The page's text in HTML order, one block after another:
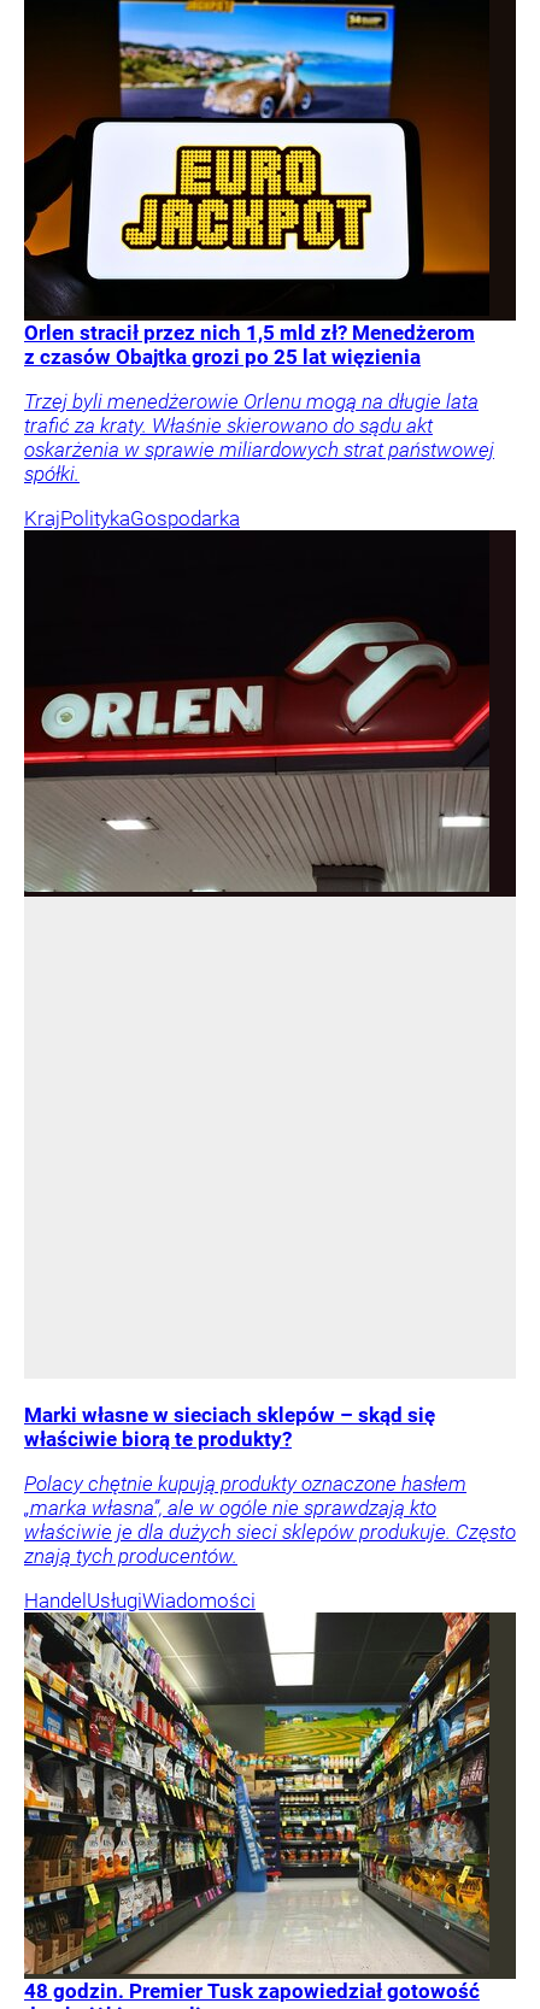
Orlen stracił przez nich 1,5 mld zł? Menedżerom
z czasów Obajtka grozi po 25 lat więzienia
Trzej byli menedżerowie Orlenu mogą na długie lata
trafić za kraty. Właśnie skierowano do sądu akt
oskarżenia w sprawie miliardowych strat państwowej
spółki.
KrajPolitykaGospodarka
Marki własne w sieciach sklepów – skąd się
właściwie biorą te produkty?
Polacy chętnie kupują produkty oznaczone hasłem
„marka własna”, ale w ogóle nie sprawdzają kto
właściwie je dla dużych sieci sklepów produkuje. Często
znają tych producentów.
Handel UsługiWiadomości
48 godzin. Premier Tusk zapowiedział gotowość